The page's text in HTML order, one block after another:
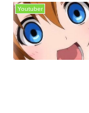
Youtuber